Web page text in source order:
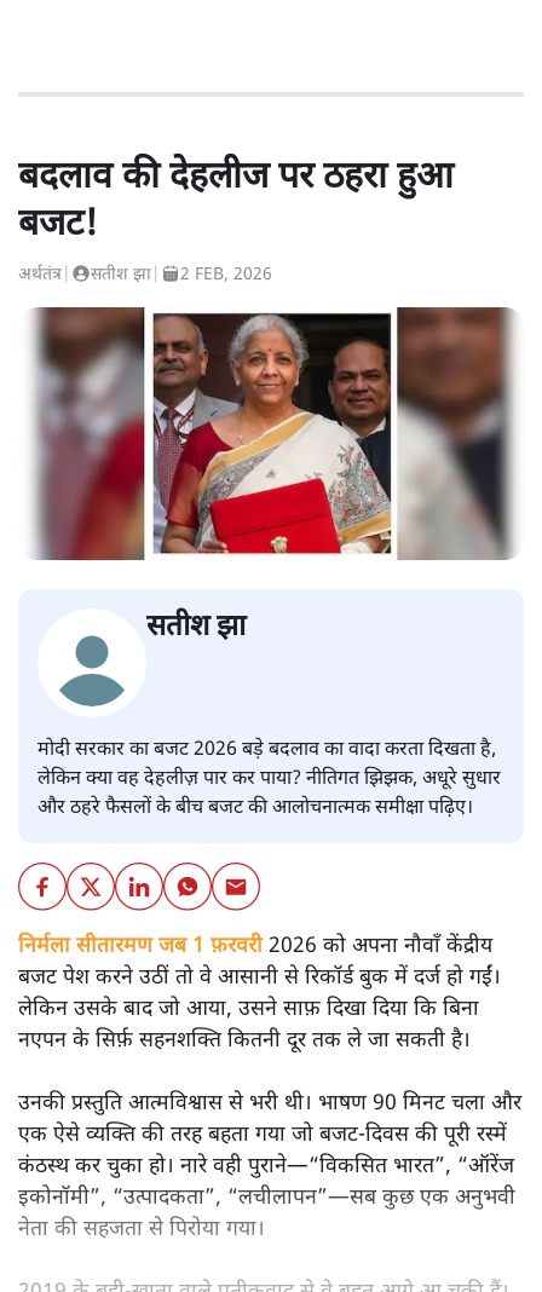
बदलाव की देहलीज पर ठहरा हुआ
बजट!
अर्थतंत्र सतीश झा 2 FEB, 2026
सतीश झा
मोदी सरकार का बजट 2026 बड़े बदलाव का वादा करता दिखता है,
लेकिन क्या वह देहलीज़ पार कर पाया? नीतिगत झिझक, अधूरे सुधार
और ठहरे फैसलों के बीच बजट की आलोचनात्मक समीक्षा पढ़िए।
निर्मला सीतारमण जब 1 फ़रवरी2026 को अपना नौवाँ केंद्रीय
बजट पेश करने उठीं तो वे आसानी से रिकॉर्ड बुक में दर्ज हो गईं।
लेकिन उसके बाद जो आया, उसने साफ़ दिखा दिया कि बिना
नएपन के सिर्फ़ सहनशक्ति कितनी दूर तक ले जा सकती है।
उनकी प्रस्तुति आत्मविश्वास से भरी थी। भाषण 90 मिनट चला और
एक ऐसे व्यक्ति की तरह बहता गया जो बजट‑दिवस की पूरी रस्में
कंठस्थ कर चुका हो। नारे वही पुराने—“विकसित भारत”, “ऑरेंज
इकोनॉमी”, “उत्पादकता”, “लचीलापन”—सब कुछ एक अनुभवी
नेता की सहजता से पिरोया गया।